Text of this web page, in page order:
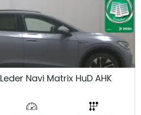
Navi Matrix HuD AHK